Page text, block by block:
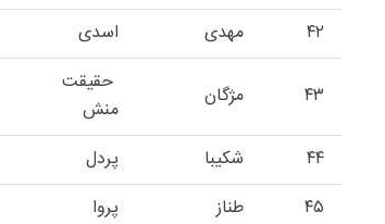
۴۲ مهدی اسدی
۴۳ مژگان
حقیقت
منش
۴۴ شکیبا پردل
۴۵
طناز پروا